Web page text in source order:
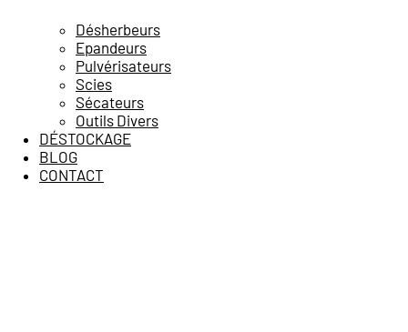
Désherbeurs
Epandeurs
Pulvérisateurs
Scies
Sécateurs
Outils Divers
DÉSTOCKAGE
BLOG
CONTACT